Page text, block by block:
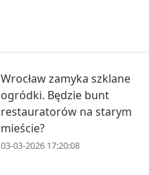
Wrocław zamyka szklane
ogródki. Będzie bunt
restauratorów na starym
mieście?
03-03-2026 17:20:08